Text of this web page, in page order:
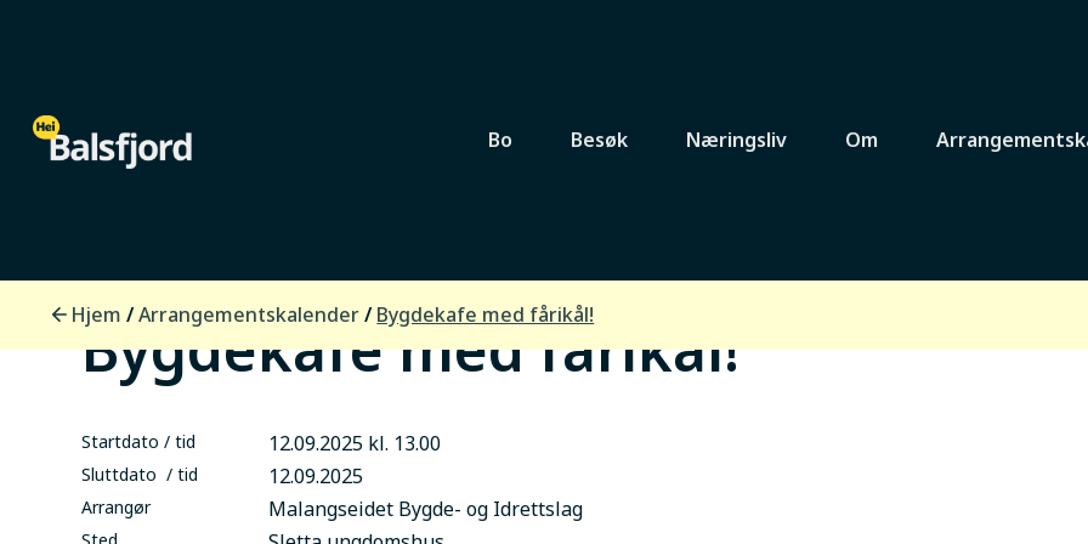
Bo Besøk Næringsliv Om
Hjem /Arrangementskalender/ Bygdekafe med fårikål!
Bygdekafe med fårikål!
Startdato / tid 12.09.2025 kl. 13.00
Sluttdato / tid 12.09.2025
Arrangør Malangseidet Bygde- og Idrettslag